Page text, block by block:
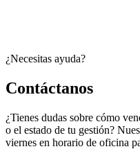
¿Necesitas ayuda?
Contáctanos
¿Tienes dudas sobre cómo
o el estado de tu gestión?
viernes en horario de oficina